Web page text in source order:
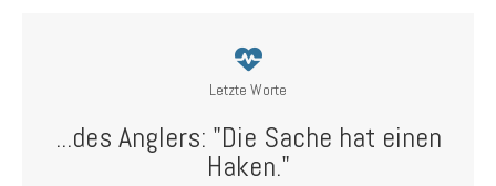
Letzte Worte
...des Anglers: "Die Sache hat einen
Haken."